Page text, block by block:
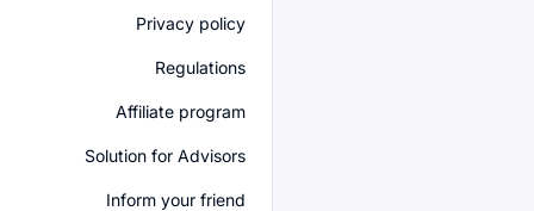
Privacy policy
Regulations
Affiliate program
Solution for Advisors
Inform your friend